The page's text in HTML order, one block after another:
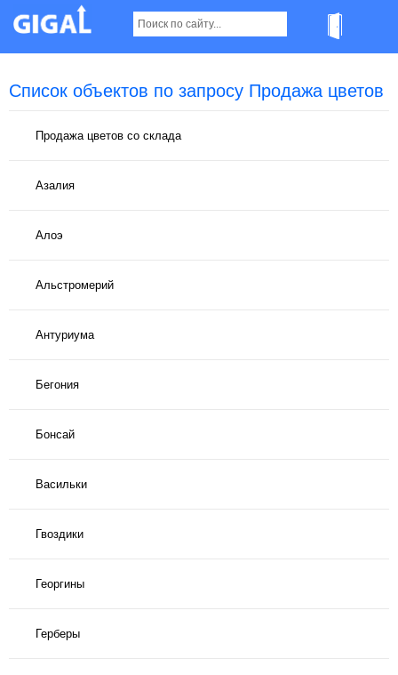
Список объектов по запросу Продажа цветов
Продажа цветов со склада
Азалия
Алоэ
Альстромерий
Антуриума
Бегония
Бонсай
Васильки
Гвоздики
Георгины
Герберы